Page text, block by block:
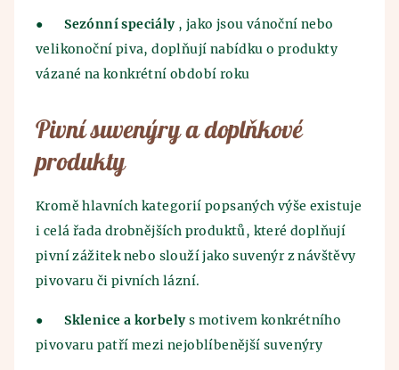
● Sezónní speciály , jako jsou vánoční nebo
velikonoční piva, doplňují nabídku o produkty
vázané na konkrétní období roku
Pivní suvenýry a doplňkové
produkty
Kromě hlavních kategorií popsaných výše existuje
i celá řada drobnějších produktů, které doplňují
pivní zážitek nebo slouží jako suvenýr z návštěvy
pivovaru či pivních lázní.
● Sklenice a korbelys motivem konkrétního
pivovaru patří mezi nejoblíbenější suvenýry